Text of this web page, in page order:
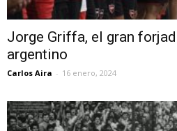
Jorge Griffa, el gran
argentino
Carlos Aira - 16 enero, 2024